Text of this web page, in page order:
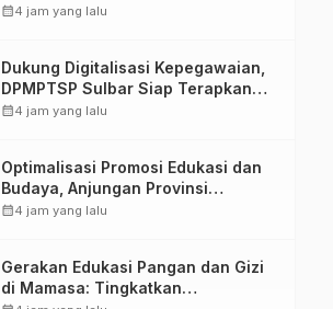
calendar_month4 jam yang lalu
Dukung Digitalisasi Kepegawaian,
DPMPTSP Sulbar Siap Terapkan
Aplikasi FLEKSI ASN
calendar_month4 jam yang lalu
Optimalisasi Promosi Edukasi dan
Budaya, Anjungan Provinsi
Sulawesi Barat Perkuat Kolaborasi
calendar_month4 jam yang lalu
Gerakan Edukasi Pangan dan Gizi
di Mamasa: Tingkatkan